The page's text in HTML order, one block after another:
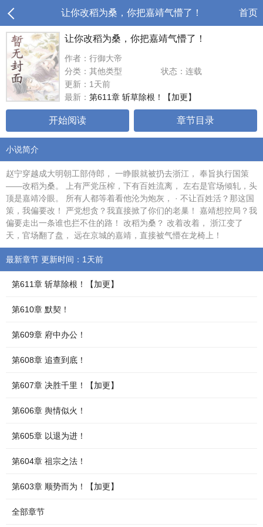
让你改稻为桑，你把嘉靖气懵了！ 首页
让你改稻为桑，你把嘉靖气懵了！
作者：行御大帝
分类：其他类型
状态：连载
更新：1天前
最新： 第611章 斩草除根！【加更】
开始阅读 章节目录
小说简介
赵宁穿越成大明朝工部侍郎， 一睁眼就被扔去浙江， 奉旨执行国策
——改稻为桑。 上有严党压榨，下有百姓流离， 左右是官场倾轧，头
顶是嘉靖冷眼。 所有人都等着看他沦为炮灰， · 不让百姓活？那这国
策，我偏要改！ 严党想贪？我直接掀了你们的老巢！ 嘉靖想控局？我
偏要走出一条谁也拦不住的路！ 改稻为桑？ 改着改着， 浙江变了
天，官场翻了盘， 远在京城的嘉靖，直接被气懵在龙椅上！
最新章节 更新时间：1天前
第611章 斩草除根！【加更】
第610章 默契！
第609章 府中办公！
第608章 追查到底！
第607章 决胜千里！【加更】
第606章 舆情似火！
第605章 以退为进！
第604章 祖宗之法！
第603章 顺势而为！【加更】
全部章节